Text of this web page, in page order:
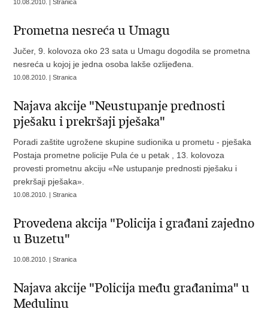
10.08.2010. | Stranica
Prometna nesreća u Umagu
Jučer, 9. kolovoza oko 23 sata u Umagu dogodila se prometna
nesreća u kojoj je jedna osoba lakše ozlijeđena.
10.08.2010. | Stranica
Najava akcije "Neustupanje prednosti
pješaku i prekršaji pješaka"
Poradi zaštite ugrožene skupine sudionika u prometu - pješaka
Postaja prometne policije Pula će u petak , 13. kolovoza
provesti prometnu akciju «Ne ustupanje prednosti pješaku i
prekršaji pješaka».
10.08.2010. | Stranica
Provedena akcija "Policija i građani zajedno
u Buzetu"
10.08.2010. | Stranica
Najava akcije "Policija među građanima" u
Medulinu